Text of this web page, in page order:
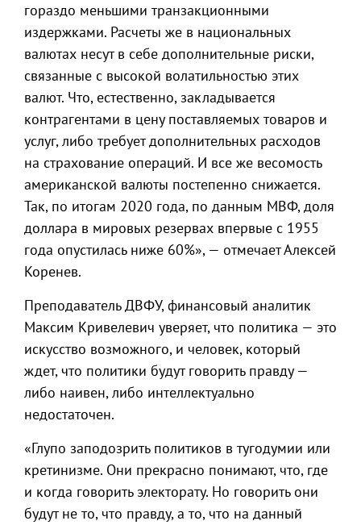
гораздо меньшими транзакционными
издержками. Расчеты же в национальных
валютах несут в себе дополнительные риски,
связанные с высокой волатильностью этих
валют. Что, естественно, закладывается
контрагентами в цену поставляемых товаров и
услуг, либо требует дополнительных расходов
на страхование операций. И все же весомость
американской валюты постепенно снижается.
Так, по итогам 2020 года, по данным МВФ, доля
доллара в мировых резервах впервые с 1955
года опустилась ниже 60%», — отмечает Алексей
Коренев.
Преподаватель ДВФУ, финансовый аналитик
Максим Кривелевич уверяет, что политика — это
искусство возможного, и человек, который
ждет, что политики будут говорить правду —
либо наивен, либо интеллектуально
недостаточен.
«Глупо заподозрить политиков в тугодумии или
кретинизме. Они прекрасно понимают, что, где
и когда говорить электорату. Но говорить они
будут не то, что правду, а то, что на данный